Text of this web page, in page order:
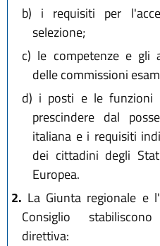
b) i requisiti per
selezione;
c) le competenze e gli
delle commissioni
d) i posti e le funzioni
prescindere dal
italiana e i requisiti
dei cittadini degli
Europea.
2. La Giunta regionale e
Consiglio
direttiva: